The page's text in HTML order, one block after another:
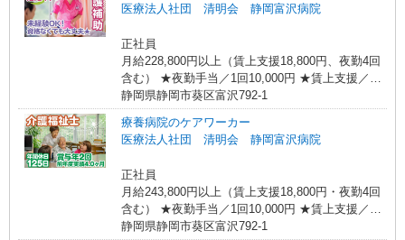
医療法人社団 清明会 静岡富沢病院
正社員
月給228,800円以上（賃上支援18,800円、夜勤4回
含む） ★夜勤手当／1回10,000円 ★賃上支援／月
18,800円 ★介護福祉士の方は給与加算あり ★各種
手当（扶養・住宅など）別途支給
静岡県静岡市葵区富沢792-1
療養病院のケアワーカー
医療法人社団 清明会 静岡富沢病院
正社員
月給243,800円以上（賃上支援18,800円・夜勤4回
含む） ★夜勤手当／1回10,000円 ★賃上支援／月
18,800円 ★各種手当（扶養・住宅など）別途支給
静岡県静岡市葵区富沢792-1